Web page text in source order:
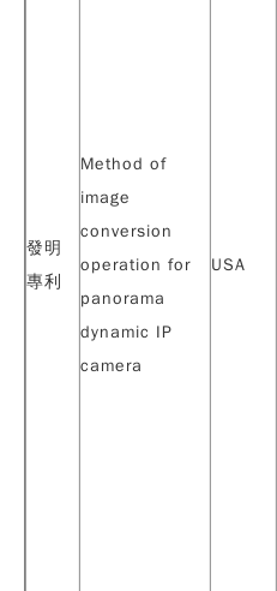
發明
專利
Method of
image
conversion
operation for
panorama
dynamic IP
camera
USA